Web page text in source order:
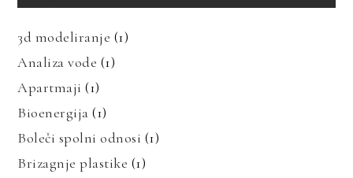
3d modeliranje (1)
Analiza vode (1)
Apartmaji (1)
Bioenergija (1)
Boleči spolni odnosi (1)
Brizagnje plastike (1)